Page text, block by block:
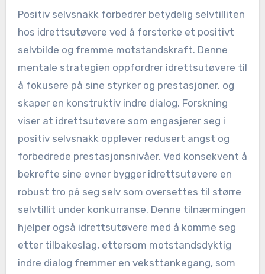
Positiv selvsnakk forbedrer betydelig selvtilliten
hos idrettsutøvere ved å forsterke et positivt
selvbilde og fremme motstandskraft. Denne
mentale strategien oppfordrer idrettsutøvere til
å fokusere på sine styrker og prestasjoner, og
skaper en konstruktiv indre dialog. Forskning
viser at idrettsutøvere som engasjerer seg i
positiv selvsnakk opplever redusert angst og
forbedrede prestasjonsnivåer. Ved konsekvent å
bekrefte sine evner bygger idrettsutøvere en
robust tro på seg selv som oversettes til større
selvtillit under konkurranse. Denne tilnærmingen
hjelper også idrettsutøvere med å komme seg
etter tilbakeslag, ettersom motstandsdyktig
indre dialog fremmer en veksttankegang, som